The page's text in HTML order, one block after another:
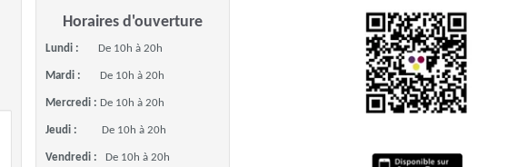
Horaires d'ouverture
Lundi : De 10h à 20h
Mardi : De 10h à 20h
Mercredi : De 10h à 20h
Jeudi : De 10h à 20h
Vendredi : De 10h à 20h